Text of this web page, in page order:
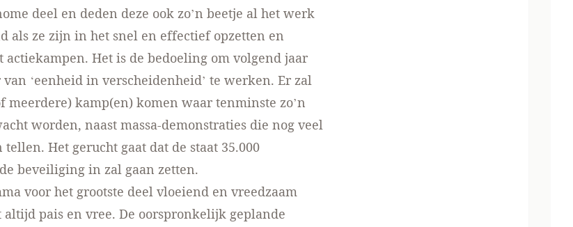
deel en deden deze ook zo’n beetje al het werk
als ze zijn in het snel en effectief opzetten en
actiekampen. Het is de bedoeling om volgend jaar
‘eenheid in verscheidenheid’ te werken. Er zal
meerdere) kamp(en) komen waar tenminste zo’n
worden, naast massa-demonstraties die nog veel
Het gerucht gaat dat de staat 35.000
beveiliging in zal gaan zetten.
voor het grootste deel vloeiend en vreedzaam
pais en vree. De oorspronkelijk geplande